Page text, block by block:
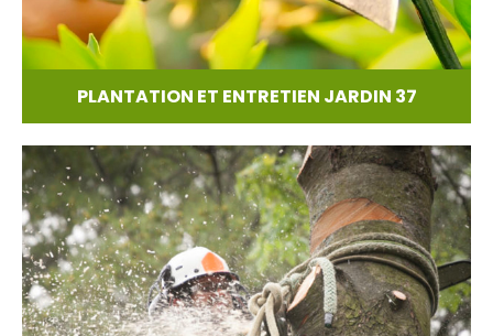
PLANTATION ET ENTRETIEN JARDIN 37